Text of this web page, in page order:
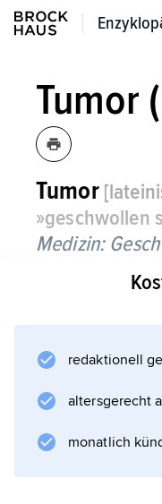
Tumor
Tumor
»geschwollen
Medizin:
im weiteren
Entzündung
zurückbildet; im
unkontrollierte
redaktionell
altersgerecht
monatlich